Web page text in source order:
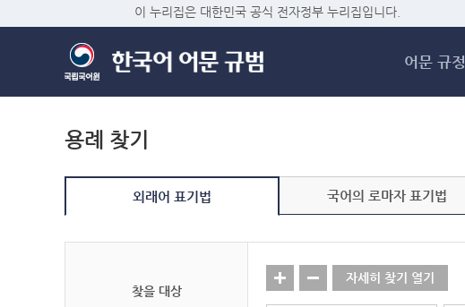
이 누리집은 대한민국 공식 전자정부 누리집입니다.
어문 규정
용례 찾기
외래어 표기법 국어의 로마자 표기법
찾을 대상
자세히 찾기 열기